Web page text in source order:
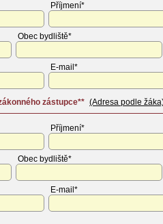
Příjmení*
Obec bydliště*
E-mail*
zástupce** (Adresa podle
Příjmení*
Obec bydliště*
E-mail*